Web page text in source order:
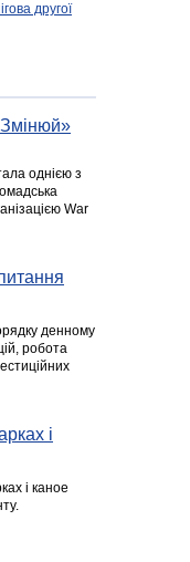
другої
Змінюй»
однією з
War
денному
робота
і
і каное